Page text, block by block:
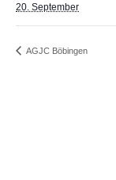
20. September
AGJC Böbingen